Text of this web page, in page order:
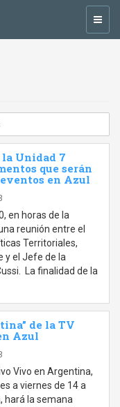
Unidad 7
que serán
en Azul
en horas de la
reunión entre el
Territoriales,
y el Jefe de la
La finalidad de la
de la TV
Azul
Vivo en Argentina,
a viernes de 14 a
hará la semana